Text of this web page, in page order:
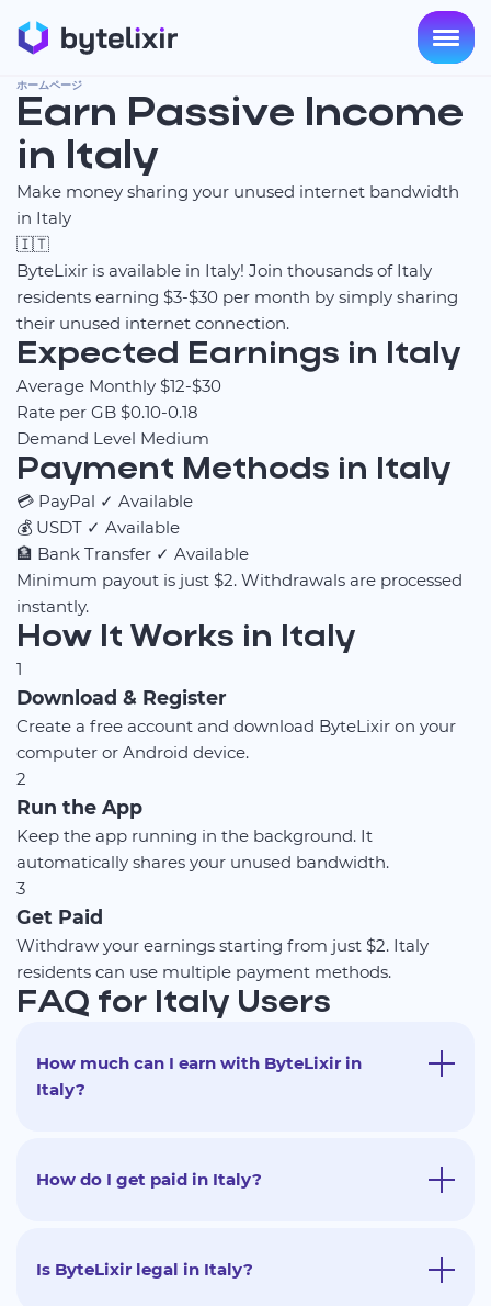
ホームページ
Earn Passive Income
in Italy
Make money sharing your unused internet bandwidth
in Italy
🇮🇹
ByteLixir is available in Italy! Join thousands of Italy
residents earning $3-$30 per month by simply sharing
their unused internet connection.
Expected Earnings in Italy
Average Monthly $12-$30
Rate per GB $0.10-0.18
Demand Level Medium
Payment Methods in Italy
💳 PayPal ✓ Available
💰 USDT ✓ Available
🏦 Bank Transfer ✓ Available
Minimum payout is just $2. Withdrawals are processed
instantly.
How It Works in Italy
1
Download & Register
Create a free account and download ByteLixir on your
computer or Android device.
2
Run the App
Keep the app running in the background. It
automatically shares your unused bandwidth.
3
Get Paid
Withdraw your earnings starting from just $2. Italy
residents can use multiple payment methods.
FAQ for Italy Users
How much can I earn with ByteLixir in
Italy?
How do I get paid in Italy?
Is ByteLixir legal in Italy?